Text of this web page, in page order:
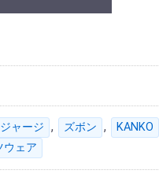
ジャージ , ズボン , KANKO
ウェア